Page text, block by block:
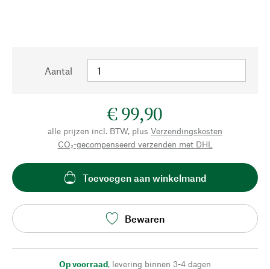
Aantal
€ 99,90
alle prijzen incl. BTW, plus Verzendingskosten
CO₂-gecompenseerd verzenden met DHL
Toevoegen aan winkelmand
Bewaren
Op voorraad, levering binnen 3-4 dagen